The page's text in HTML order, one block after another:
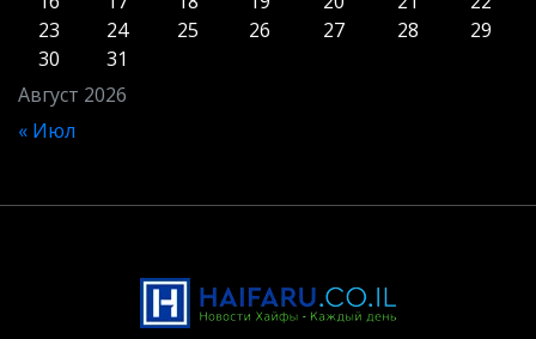
Август 2026
23
24 25 26 27 28
29
30
31
« Июл